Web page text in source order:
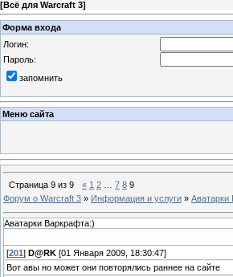
[Всё для Warcraft 3]
Форма входа
Логин:
Пароль:
запомнить
Меню сайта
Страница 9 из 9 « 1 2 7 8 9
Форум о Warcraft 3 » Информация и услуги » Аватарки
Аватарки Варкрафта:)
[201 ] D@RK [01 Января 2009, 18:30:47]
Вот авы но может они повторялись раннее на сайте